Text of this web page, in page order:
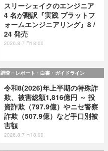
スリーシェイクのエンジニア
4 名が翻訳『実践 プラットフ
ォームエンジニアリング』8 /
24 発売
2026.8.7 Fri 8:00
調査・レポート・白書・ガイドライン
令和8(2026)年上半期の特殊詐
欺、被害総額1,816億円 ～ 投
資詐欺（797.9億）やニセ警察
詐欺（507.9億）など手口別被
害額
2026.8.7 Fri 8:00